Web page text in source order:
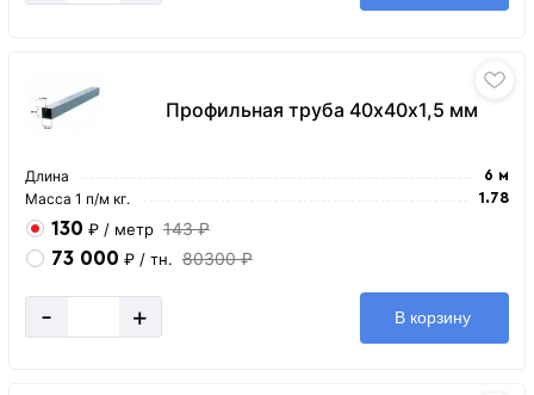
Профильная труба 40х40х1,5 мм
Длина 6 м
Масса 1 п/м кг. 1.78
130 ₽ / метр 143 ₽
73 000 ₽ / тн. 80300 ₽
- + В корзину